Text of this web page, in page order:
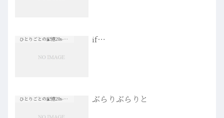
ひとりごとの記憶20s-30s if…
ひとりごとの記憶20s-30s ぶらりぶらりと